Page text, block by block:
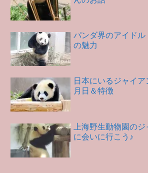
パンダ界のアイドル
の魅力
日本にいるジャイ
月日＆特徴
上海野生動物園の
に会いに行こう♪